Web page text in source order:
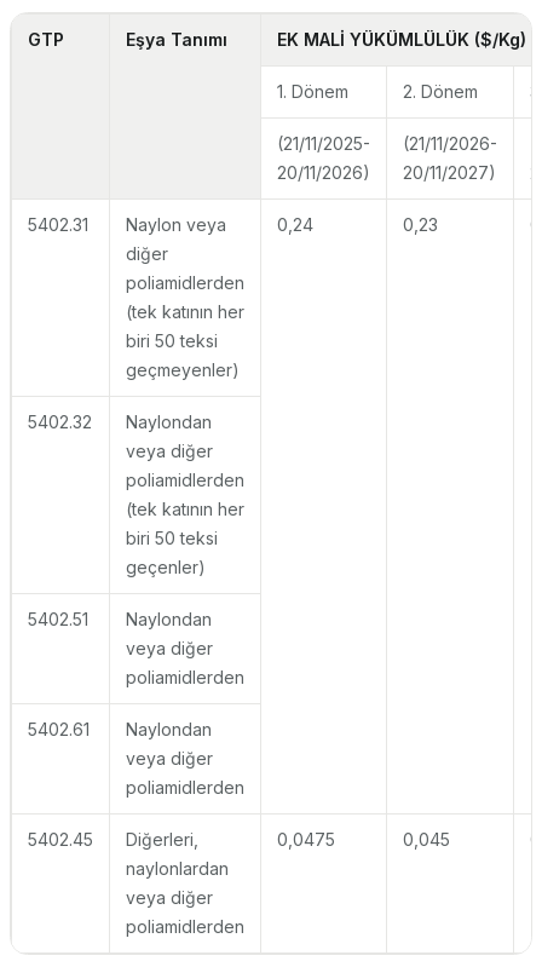
GTP Eşya Tanımı EK MALİ YÜKÜMLÜLÜK ($/Kg)
1. Dönem 2. Dönem
(21/11/2025-
20/11/2026)
(21/11/2026-
20/11/2027)
5402.31
Naylon veya
diğer
poliamidlerden
(tek katının her
biri 50 teksi
geçmeyenler)
0,24 0,23
5402.32
Naylondan
veya diğer
poliamidlerden
(tek katının her
biri 50 teksi
geçenler)
5402.51
Naylondan
veya diğer
poliamidlerden
5402.61
Naylondan
veya diğer
poliamidlerden
5402.45
Diğerleri,
naylonlardan
veya diğer
poliamidlerden
0,0475 0,045